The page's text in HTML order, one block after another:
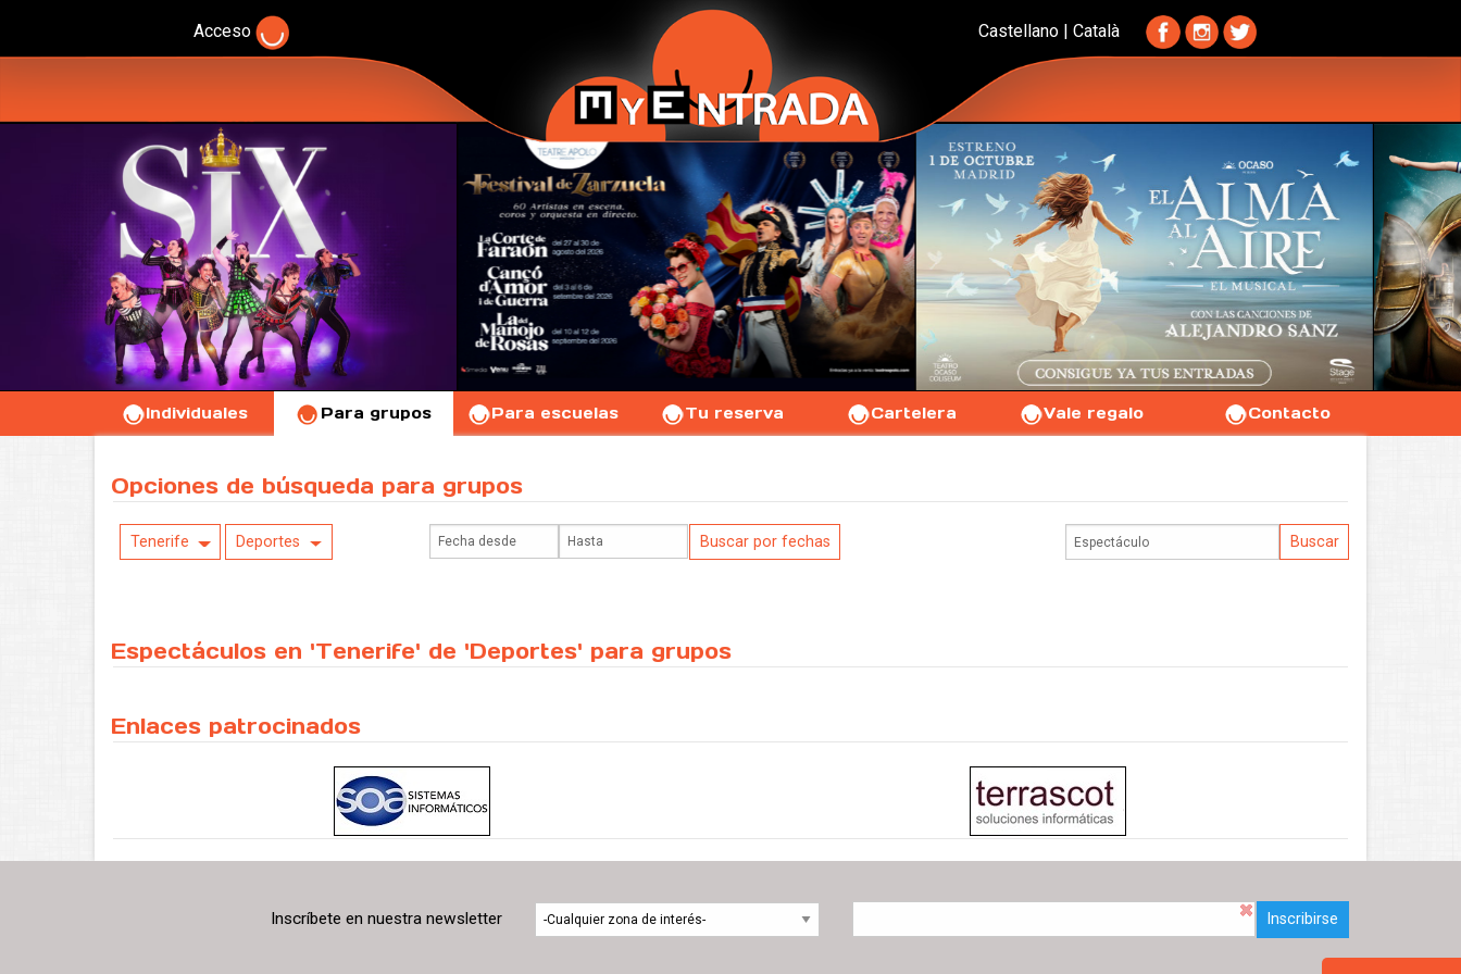
Acceso Castellano |Català
Individuales Para grupos Para escuelas Tu reserva Cartelera Vale regalo Contacto
Opciones de búsqueda para grupos
Tenerife Deportes
Espectáculos en 'Tenerife' de 'Deportes' para grupos
Enlaces patrocinados
Inscríbete en nuestra newsletter Inscribirse